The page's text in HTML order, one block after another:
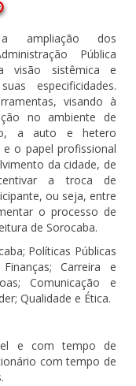
ampliação dos
Pública
visão sistêmica e
especificidades.
visando à
no ambiente de
a auto e hetero
o papel profissional
da cidade, de
a troca de
ou seja, entre
o processo de
de Sorocaba.
Políticas Públicas
Carreira e
Comunicação e
Qualidade e Ética.
e com tempo de
com tempo de